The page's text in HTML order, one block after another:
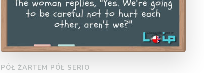
PÓŁ ŻARTEM PÓŁ SERIO